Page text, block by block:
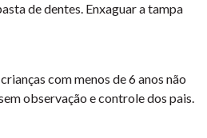
de dentes. Enxaguar a tampa
com menos de 6 anos não
observação e controle dos pais.